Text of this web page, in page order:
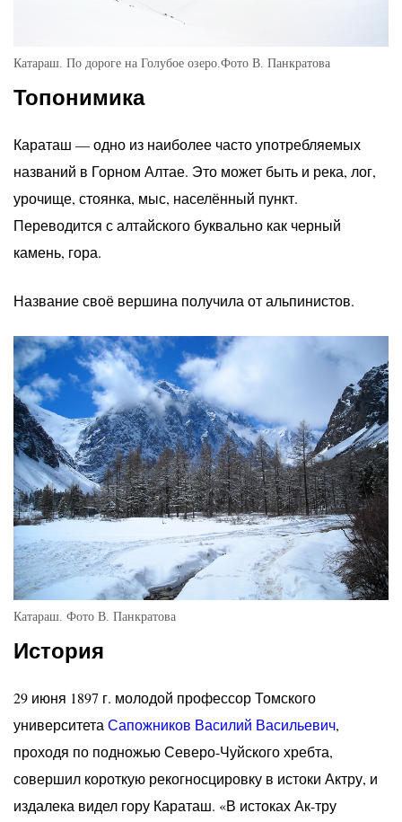
Катараш. По дороге на Голубое озеро.Фото В. Панкратова
Топонимика
Караташ — одно из наиболее часто употребляемых
названий в Горном Алтае. Это может быть и река, лог,
урочище, стоянка, мыс, населённый пункт.
Переводится с алтайского буквально как черный
камень, гора.
Название своё вершина получила от альпинистов.
Катараш. Фото В. Панкратова
История
29 июня 1897 г. молодой профессор Томского
университета Сапожников Василий Васильевич,
проходя по подножью Северо-Чуйского хребта,
совершил короткую рекогносцировку в истоки Актру, и
издалека видел гору Караташ. «В истоках Ак-тру